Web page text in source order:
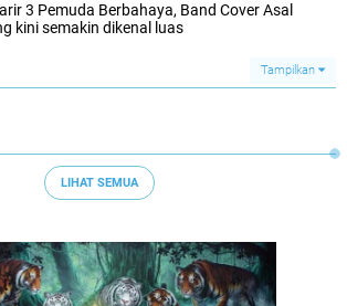
3 Pemuda Berbahaya, Band Cover Asal
kini semakin dikenal luas
Tampilkan
LIHAT SEMUA